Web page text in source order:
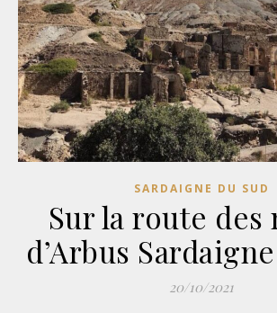
SARDAIGNE DU SUD
Sur la route des
d’Arbus
20/10/2021